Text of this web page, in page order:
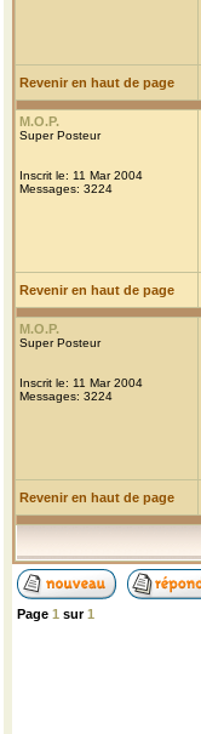
Revenir en haut de page
M.O.P.
Super Posteur
Inscrit le: 11 Mar 2004
Messages: 3224
Revenir en haut de page
M.O.P.
Super Posteur
Inscrit le: 11 Mar 2004
Messages: 3224
Revenir en haut de page
Page 1 sur1